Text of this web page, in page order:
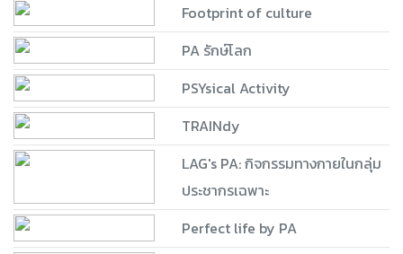
Footprint of culture
PA รักษ์โลก
PSYsical Activity
TRAINdy
LAG's PA: กิจกรรมทางกายในกลุ่ม
ประชากรเฉพาะ
Perfect life by PA